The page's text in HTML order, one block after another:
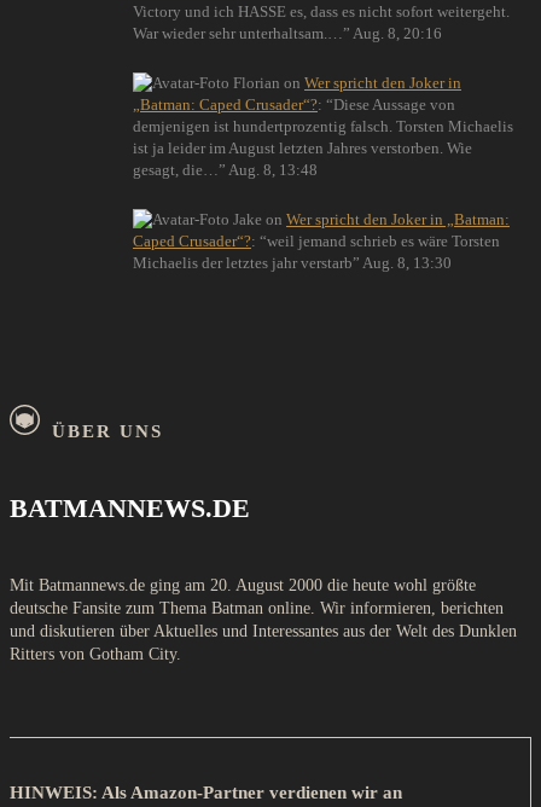
Victory und ich HASSE es, dass es nicht sofort weitergeht.
War wieder sehr unterhaltsam.… ” Aug. 8, 20:16
Florian on Wer spricht den Joker in
„Batman: Caped Crusader“?: “Diese Aussage von
demjenigen ist hundertprozentig falsch. Torsten Michaelis
ist ja leider im August letzten Jahres verstorben. Wie
gesagt, die… ” Aug. 8, 13:48
Jake on Wer spricht den Joker in „Batman:
Caped Crusader“?: “weil jemand schrieb es wäre Torsten
Michaelis der letztes jahr verstarb” Aug. 8, 13:30
ÜBER UNS
BATMANNEWS.DE
Mit Batmannews.de ging am 20. August 2000 die heute wohl größte
deutsche Fansite zum Thema Batman online. Wir informieren, berichten
und diskutieren über Aktuelles und Interessantes aus der Welt des Dunklen
Ritters von Gotham City.
HINWEIS: Als Amazon-Partner verdienen wir an